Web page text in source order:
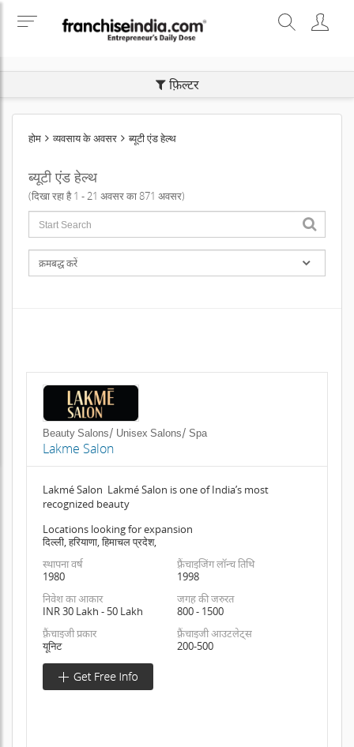
फ़िल्टर
होम व्यवसाय के अवसर ब्यूटी एंड हेल्थ
ब्यूटी एंड हेल्थ
(दिखा रहा है 1 - 21 अवसर का 871 अवसर)
Beauty Salons/ Unisex Salons/ Spa
Lakme Salon
Lakmé Salon Lakmé Salon is one of India’s most
recognized beauty
Locations looking for expansion
दिल्ली, हरियाणा, हिमाचल प्रदेश,
स्थापना वर्ष
1980
फ़्रैंचाइजिंग लॉन्च तिथि
1998
निवेश का आकार
INR 30 Lakh - 50 Lakh
जगह की जरुरत
800 - 1500
फ़्रैंचाइजी प्रकार
यूनिट
फ़्रैंचाइजी आउटलेट्स
200-500